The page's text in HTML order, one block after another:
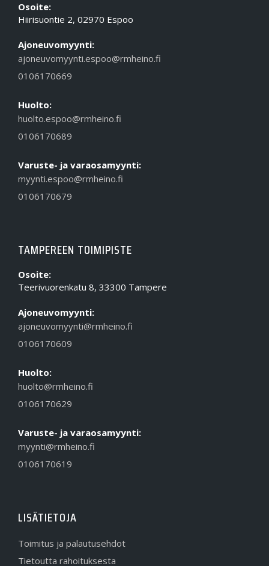
Osoite:
Hiirisuontie 2, 02970 Espoo
Ajoneuvomyynti:
ajoneuvomyynti.espoo@rmheino.fi
0106170669
Huolto:
huolto.espoo@rmheino.fi
0106170689
Varuste- ja varaosamyynti:
myynti.espoo@rmheino.fi
0106170679
TAMPEREEN TOIMIPISTE
Osoite:
Teerivuorenkatu 8, 33300 Tampere
Ajoneuvomyynti:
ajoneuvomyynti@rmheino.fi
0106170609
Huolto:
huolto@rmheino.fi
0106170629
Varuste- ja varaosamyynti:
myynti@rmheino.fi
0106170619
LISÄTIETOJA
Toimitus ja palautusehdot
Tietoutta rahoituksesta